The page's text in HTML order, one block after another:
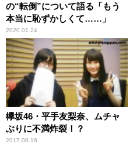
の“転倒”について語る「もう
本当に恥ずかしくて……」
2020.01.24
欅坂46・平手友梨奈、ムチャ
ぶりに不満炸裂！？
2017.08.16